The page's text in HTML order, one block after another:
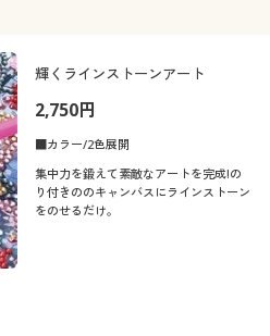
輝くラインストーンアート
2,750円
■カラー/2色展開
集中力を鍛えて素敵なアートを完成!の
り付きののキャンバスにラインストーン
をのせるだけ。